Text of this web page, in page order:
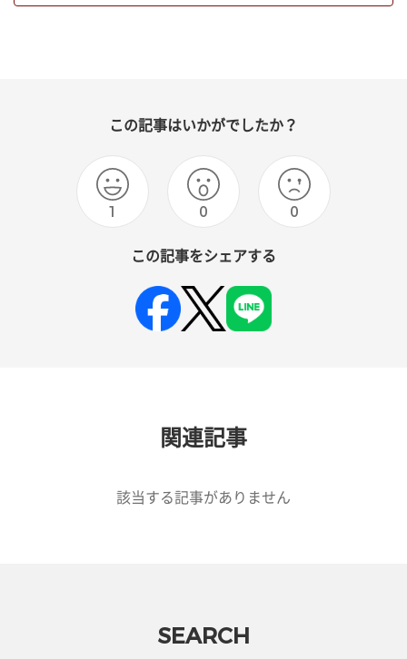
この記事はいかがでしたか？
1 0 0
この記事をシェアする
関連記事
該当する記事がありません
SEARCH